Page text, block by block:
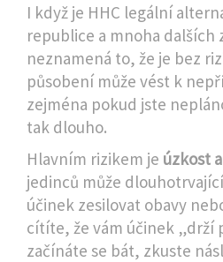
I když je HHC legální
republice a mnoha dalších
neznamená to, že je bez
působení může vést k
zejména pokud jste
tak dlouho.
Hlavním rizikem je úzkost
jedinců může
účinek zesilovat obavy
cítíte, že vám účinek „drží
začínáte se bát, zkuste